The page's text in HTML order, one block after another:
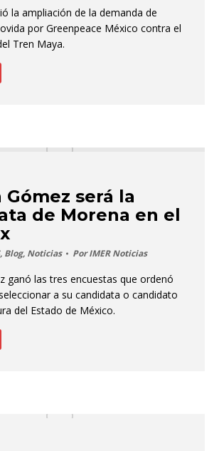
la ampliación de la demanda de
por Greenpeace México contra el
Tren Maya.
será la
de Morena en el
, Blog, Noticias PorIMER Noticias
ganó las tres encuestas que ordenó
a su candidata o candidato
del Estado de México.